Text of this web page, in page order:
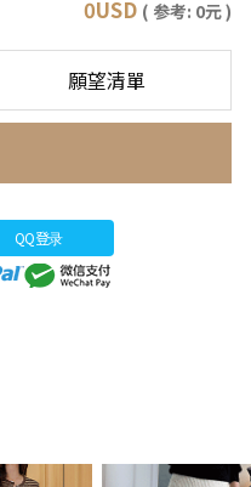
0USD ( 参考: 0元 )
願望清單
QQ登录